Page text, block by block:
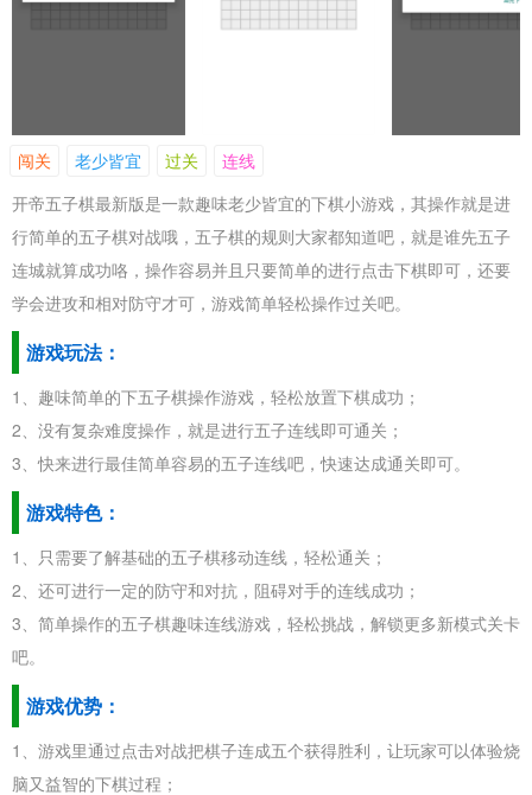
闯关 老少皆宜 过关
连线
开帝五子棋最新版是一款趣味老少皆宜的下棋小游戏，其操作就是进
行简单的五子棋对战哦，五子棋的规则大家都知道吧，就是谁先五子
连城就算成功咯，操作容易并且只要简单的进行点击下棋即可，还要
学会进攻和相对防守才可，游戏简单轻松操作过关吧。
游戏玩法：
1、趣味简单的下五子棋操作游戏，轻松放置下棋成功；
2、没有复杂难度操作，就是进行五子连线即可通关；
3、快来进行最佳简单容易的五子连线吧，快速达成通关即可。
游戏特色：
1、只需要了解基础的五子棋移动连线，轻松通关；
2、还可进行一定的防守和对抗，阻碍对手的连线成功；
3、简单操作的五子棋趣味连线游戏，轻松挑战，解锁更多新模式关卡
吧。
游戏优势：
1、游戏里通过点击对战把棋子连成五个获得胜利，让玩家可以体验烧
脑又益智的下棋过程；